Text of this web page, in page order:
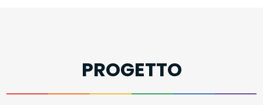
PROGETTO